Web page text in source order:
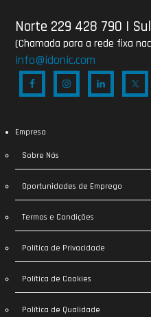
Norte 229 428 790 |
(Chamada para a rede fixa
info@idonic.com
Empresa
Sobre Nós
Oportunidades de Emprego
Termos e Condições
Política de Privacidade
Política de Cookies
Política de Qualidade